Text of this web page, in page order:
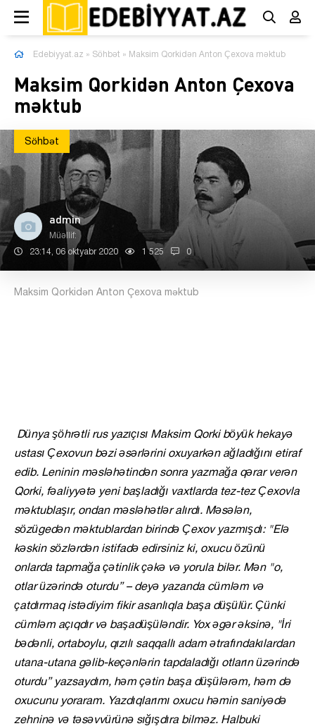
Edebiyyat.az » Söhbət » Maksim Qorkidən Anton Çexova məktub
Maksim Qorkidən Anton Çexova
məktub
Söhbət
admin
Müəllif:
23:14, 06 oktyabr 2020 1 525 0
Maksim Qorkidən Anton Çexova məktub
Dünya şöhrətli rus yazıçısı Maksim Qorki böyük hekayə
ustası Çexovun bəzi əsərlərini oxuyarkən ağladığını etiraf
edib. Leninin məsləhətindən sonra yazmağa qərar verən
Qorki, fəaliyyətə yeni başladığı vaxtlarda tez-tez Çexovla
məktublaşır, ondan məsləhətlər alırdı. Məsələn,
sözügedən məktublardan birində Çexov yazmışdı: "Elə
kəskin sözlərdən istifadə edirsiniz ki, oxucu özünü
onlarda tapmağa çətinlik çəkə və yorula bilər. Mən "o,
otlar üzərində oturdu” – deyə yazanda cümləm və
çatdırmaq istədiyim fikir asanlıqla başa düşülür. Çünki
cümləm açıqdır və başadüşüləndir. Yox əgər əksinə, "İri
bədənli, ortaboylu, qızılı saqqallı adam ətrafındakılardan
utana-utana gəlib-keçənlərin tapdaladığı otların üzərində
oturdu” yazsaydım, həm çətin başa düşülərəm, həm də
oxucunu yoraram. Yazdıqlarımı oxucu həmin saniyədə
zehninə və təsəvvürünə sığışdıra bilməz. Halbuki